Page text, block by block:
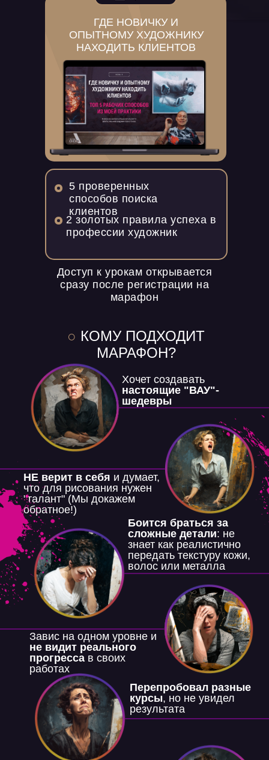
2 золотых правила успеха в
профессии художник
5 проверенных
способов поиска
клиентов
ГДЕ НОВИЧКУ И
ОПЫТНОМУ ХУДОЖНИКУ
НАХОДИТЬ КЛИЕНТОВ
Доступ к урокам открывается
сразу после регистрации на
марафон
Перепробовал разные
курсы, но не увидел
результата
Завис на одном уровне и
не видит реального
прогресса в своих
работах
Боится браться за
сложные детали: не
знает как реалистично
передать текстуру кожи,
волос или металла
НЕ верит в себя и думает,
что для рисования нужен
"талант" (Мы докажем
обратное!)
Хочет создавать
настоящие "ВАУ"-
шедевры
○ КОМУ ПОДХОДИТ
МАРАФОН?